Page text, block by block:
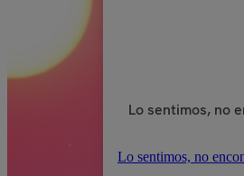
Lo sentimos, no
Lo sentimos, no